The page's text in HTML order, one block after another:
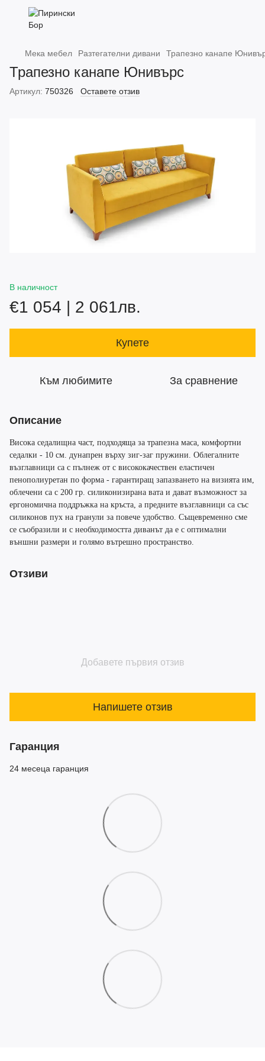
Мека мебел Разтегателни дивани Трапезно канапе
Трапезно канапе Юнивърс
Артикул: 750326 Оставете отзив
В наличност
€1 054 | 2 061лв.
Купете
Към любимите За сравнение
Описание
Висока седалищна част, подходяща за трапезна маса, комфортни
седалки - 10 см. дунапрен върху зиг-заг пружини. Облегалните
възглавници са с пълнеж от с висококачествен еластичен
пенополиуретан по форма - гарантиращ запазването на визията им,
облечени са с 200 гр. силиконизирана вата и дават възможност за
ергономична поддръжка на кръста, а предните възглавници са със
силиконов пух на гранули за повече удобство. Същевременно сме
се съобразили и с необходимостта диванът да е с оптимални
външни размери и голямо вътрешно пространство.
Отзиви
Добавете първия отзив
Напишете отзив
Гаранция
24 месеца гаранция